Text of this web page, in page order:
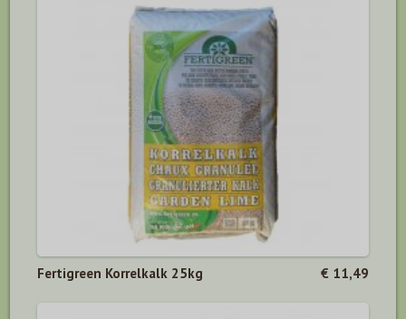
Fertigreen Korrelkalk 25kg € 11,49